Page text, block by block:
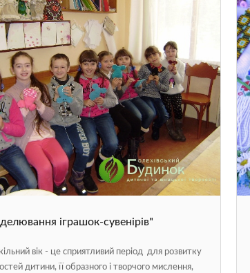
іграшок-сувенірів"
вік - це сприятливий період для розвитку
дитини, її образного і творчого мислення,